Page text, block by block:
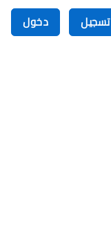
تسجيل دخول